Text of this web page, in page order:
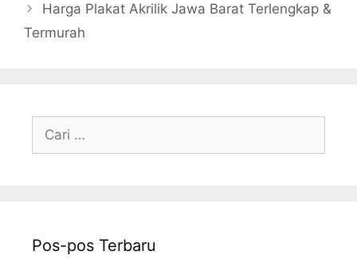
Harga Plakat Akrilik Jawa Barat Terlengkap &
Termurah
Cari
Pos-pos Terbaru